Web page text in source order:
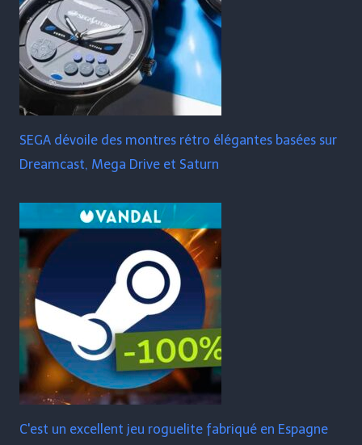
SEGA dévoile des montres rétro élégantes basées sur
Dreamcast, Mega Drive et Saturn
C'est un excellent jeu roguelite fabriqué en Espagne